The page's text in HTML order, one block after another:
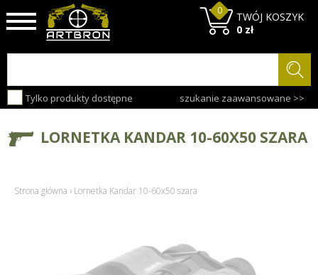
Tylko produkty dostępne szukanie zaawansowane >>
TWÓJ KOSZYK
0
0 zł
LORNETKA KANDAR 10-60X50 SZARA
Strona główna › Lornetka Kandar 10-60x50 szara